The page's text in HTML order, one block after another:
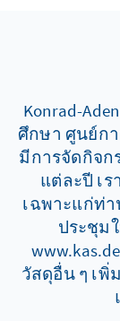
Chiang
between
across
Subregion
significant
heavily
dynamics
strategic
landscape,
with
Southeast
Konrad-
ศึกษา ศูนย์ก
มีการจัดกิจก
แต่ละปี เ
เฉพาะแก่ท่
ประชุม
วัสดุอื่น ๆ เ